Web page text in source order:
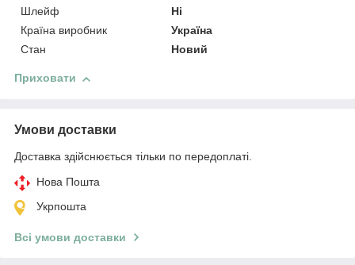
Шлейф
Ні
Країна виробник
Україна
Стан
Новий
Приховати
Умови доставки
Доставка здійснюється тільки по передоплаті.
Нова Пошта
Укрпошта
Всі умови доставки